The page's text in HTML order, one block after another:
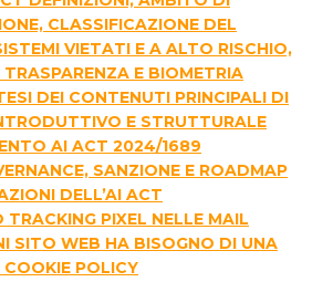
CLASSIFICAZIONE DEL
VIETATI E A ALTO RISCHIO,
E BIOMETRIA
DEI CONTENUTI PRINCIPALI DI
E STRUTTURALE
AI ACT 2024/1689
SANZIONE E ROADMAP
DELL’AI ACT
TRACKING PIXEL NELLE MAIL
SITO WEB HA BISOGNO DI UNA
COOKIE POLICY